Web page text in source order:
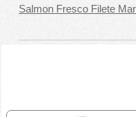
Salmon Fresco Filete